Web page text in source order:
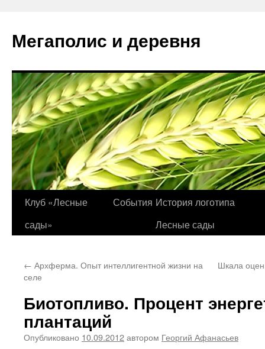
содержимому
Мегаполис и деревня
Клуб «Лесные
сады»
События История логотипа
Лесные сады
← Архферма. Опыт интеллигентной жизни на
селе
Шкала
Биотопливо. Процент
плантаций
Опубликовано 10.09.2012автором Георгий Афанасьев